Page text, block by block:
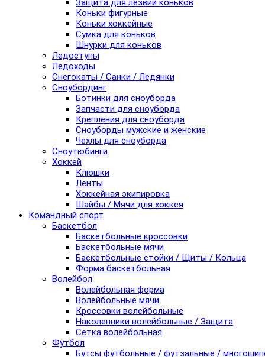
Защита для лезвий коньков
Коньки фигурные
Коньки хоккейные
Сумка для коньков
Шнурки для коньков
Ледоступы
Ледоходы
Снегокаты / Санки / Ледянки
Сноубординг
Ботинки для сноуборда
Запчасти для сноуборда
Крепления для сноуборда
Сноуборды мужские и женские
Чехлы для сноуборда
Сноутюбинги
Хоккей
Клюшки
Ленты
Хоккейная экипировка
Шайбы / Мячи для хоккея
Командный спорт
Баскетбол
Баскетбольные кроссовки
Баскетбольные мячи
Баскетбольные стойки / Щиты / Кольца
Форма баскетбольная
Волейбол
Волейбольная форма
Волейбольные мячи
Кроссовки волейбольные
Наколенники волейбольные / Защита
Сетка волейбольная
Футбол
Бутсы футбольные / футзальные /